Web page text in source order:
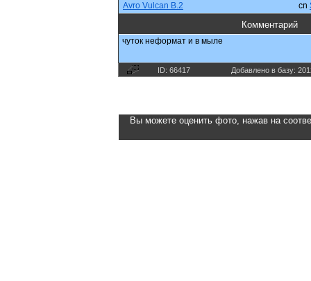
Avro Vulcan B.2
cn
Комментарий
чуток неформат и в мыле
ID: 66417 Добавлено в базу:
Вы можете оценить фото, нажав на